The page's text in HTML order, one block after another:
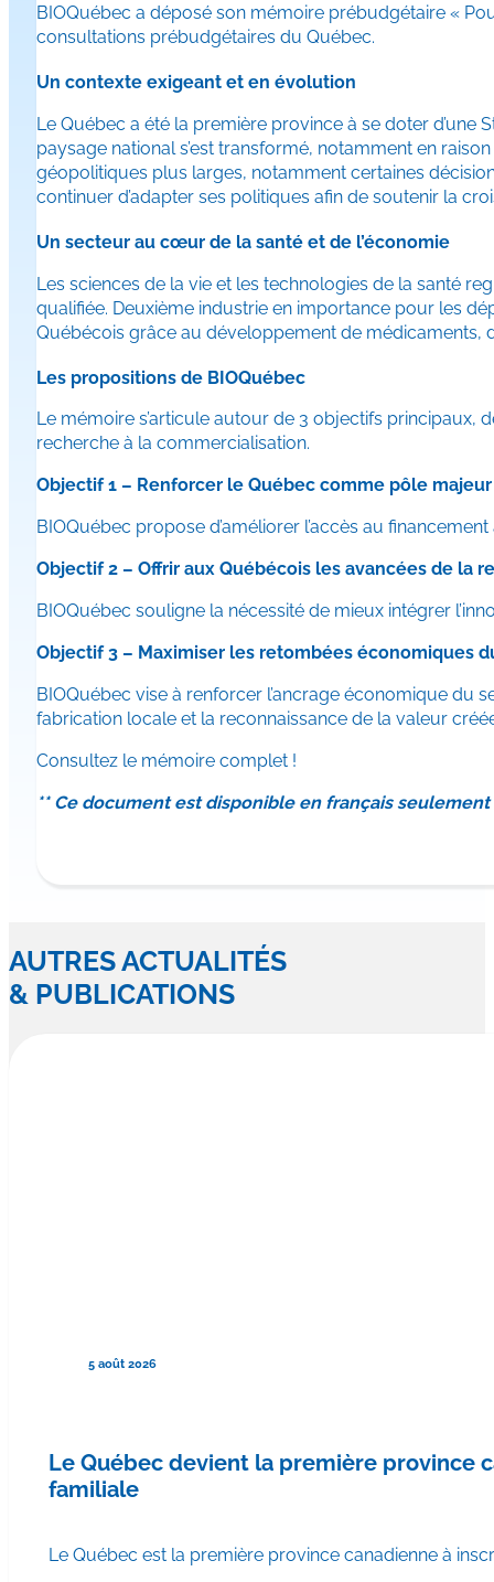
BIOQuébec a déposé son mémoire prébudgétaire «
consultations prébudgétaires du Québec.
Un contexte exigeant et en évolution
Le Québec a été la première province à se doter d’une
paysage national s’est transformé, notamment en
géopolitiques plus larges, notamment certaines
continuer d’adapter ses politiques afin de soutenir la
Un secteur au cœur de la santé et de l’économie
Les sciences de la vie et les technologies de la santé
qualifiée. Deuxième industrie en importance pour les
Québécois grâce au développement de médicaments,
Les propositions de BIOQuébec
Le mémoire s’articule autour de 3 objectifs principaux,
recherche à la commercialisation.
Objectif 1 – Renforcer le Québec comme pôle
BIOQuébec propose d’améliorer l’accès au
Objectif 2 – Offrir aux Québécois les avancées de la
BIOQuébec souligne la nécessité de mieux intégrer
Objectif 3 – Maximiser les retombées économiques
BIOQuébec vise à renforcer l’ancrage économique
fabrication locale et la reconnaissance de la valeur
Consultez le mémoire complet !
** Ce document est disponible en français seulement
AUTRES ACTUALITÉS
& PUBLICATIONS
5 août 2026
Le Québec devient la première province
familiale
Le Québec est la première province canadienne à